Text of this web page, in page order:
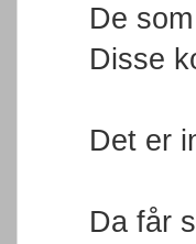
De
Disse
Det er
Da får